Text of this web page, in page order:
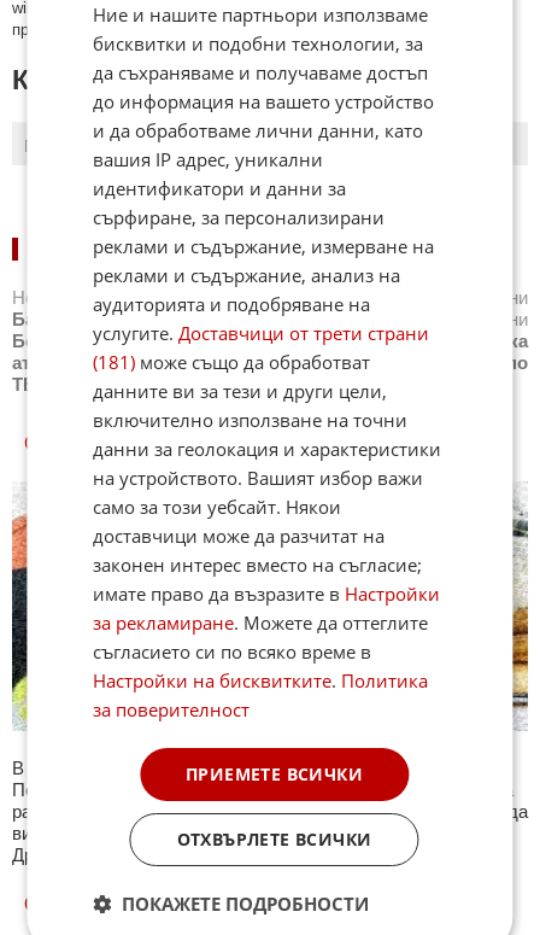
wikipedia.org, mobile.bg, imot.bg, zaplata.bg, bazar.bg ще бъдат
премахнати.
КОМЕНТАРИ КЪМ СТАТИЯТА
ПОСЛЕДНИ ПЪРВИ
НОВИНИ ПО СПОРТОВЕ:
Новини Бг футбол , Новини Световен футбол
Новини
Баскетбол , Новини Волейбол
Новини
Бойни спортове ,Новини Други спортове ,Новини
Лека
атлетика
,Новини Моторни спортове ,Новини
Спортът по
ТВ
Новини Зимни спортове
СПОРТ КУИЗОВЕ
В секция Спорт ще намерите тематична Куиз рубрика.
Периодично се публикува специализиран куиз с въпроси на
различна спортна тематика. След края на всеки тест може да
видите резултат с верните отговори, които сте натрупали.
Другите куизове може да намерите тук. Успех !
ОЩЕ НОВИНИ ОТ СПОРТ
Ние и нашите партньори използваме
бисквитки и подобни технологии, за
да съхраняваме и получаваме достъп
до информация на вашето устройство
и да обработваме лични данни, като
вашия IP адрес, уникални
идентификатори и данни за
сърфиране, за персонализирани
реклами и съдържание, измерване на
реклами и съдържание, анализ на
аудиторията и подобряване на
услугите.Доставчици от трети страни
(181) може също да обработват
данните ви за тези и други цели,
включително използване на точни
данни за геолокация и характеристики
на устройството. Вашият избор важи
само за този уебсайт. Някои
доставчици може да разчитат на
законен интерес вместо на съгласие;
имате право да възразите в Настройки
за рекламиране. Можете да оттеглите
съгласието си по всяко време в
Настройки на бисквитките. Политика
за поверителност
ПРИЕМЕТЕ ВСИЧКИ
ОТХВЪРЛЕТЕ ВСИЧКИ
ПОКАЖЕТЕ ПОДРОБНОСТИ